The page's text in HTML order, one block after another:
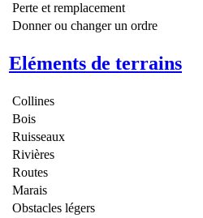
Perte et remplacement
Donner ou changer un ordre
Eléments de terrains
Collines
Bois
Ruisseaux
Rivières
Routes
Marais
Obstacles légers